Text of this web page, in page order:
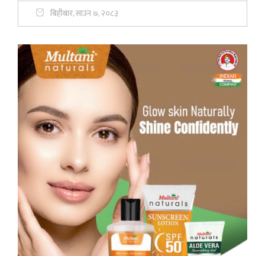
बिहीबार, साउन ७, २०८३